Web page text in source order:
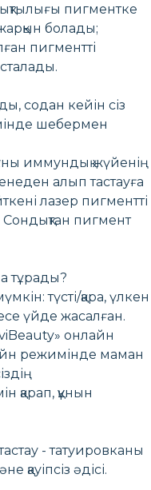
пигментке
болады;
пигментті
содан кейін сіз
шебермен
иммундық жүйенің
алып тастауға
лазер пигментті
Сондықтан пигмент
тұрады?
түсті/қара, үлкен
үйде жасалған.
онлайн
режимінде маман
қарап, құнын
- татуировканы
әдісі.